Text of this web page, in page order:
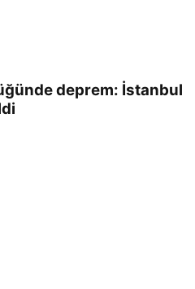
deprem: İstanbul